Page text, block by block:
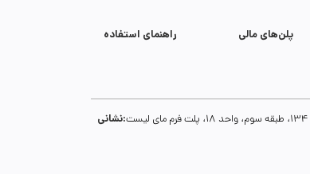
راهنمای استفاده پلن‌های مالی
نشانی: